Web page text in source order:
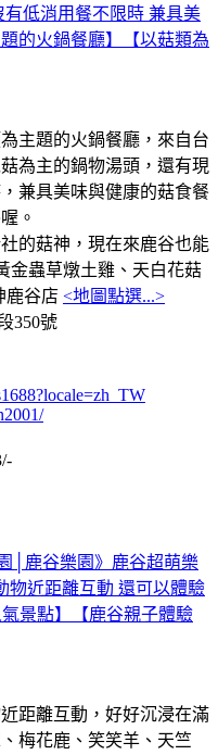
低消用餐不限時 兼具美
的火鍋餐廳】【以菇類為
主題的火鍋餐廳，來自台
為主的鍋物湯頭，還有現
兼具美味與健康的菇食餐
。
的菇神，現在來鹿谷也能
金蟲草燉土雞、天白花菇
鹿谷店 <地圖點選...>
350號
│鹿谷樂園》鹿谷超萌樂
物近距離互動 還可以體驗
景點】【鹿谷親子體驗
距離互動，好好沉浸在滿
梅花鹿、笑笑羊、天竺